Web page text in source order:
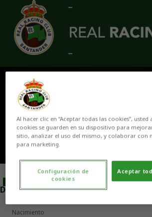
2
DEFENSA
Nacimiento
Al hacer clic en “Aceptar todas las cookies”, usted
cookies se guarden en su dispositivo para
sitio, analizar el uso del mismo, y colaborar con
para marketing.
Aceptar
Configuración de
cookies